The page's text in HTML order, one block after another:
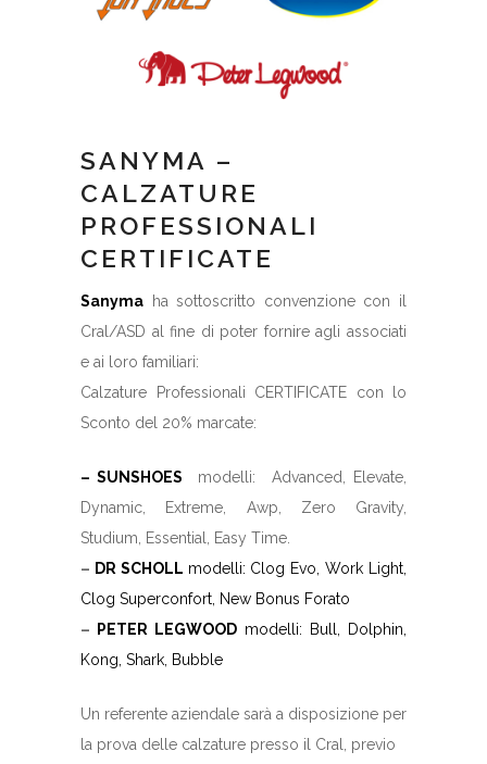
SANYMA –
CALZATURE
PROFESSIONALI
CERTIFICATE
Sanyma ha sottoscritto convenzione con il
Cral/ASD al fine di poter fornire agli associati
e ai loro familiari:
Calzature Professionali CERTIFICATE con lo
Sconto del 20% marcate:
– SUNSHOES
modelli: Advanced, Elevate,
Dynamic, Extreme, Awp, Zero Gravity,
Studium, Essential, Easy Time.
– DR SCHOLL modelli: Clog Evo, Work Light,
Clog Superconfort, New Bonus Forato
–
PETER LEGWOOD modelli: Bull, Dolphin,
Kong, Shark, Bubble
Un referente aziendale sarà a disposizione per
la prova delle calzature presso il Cral, previo